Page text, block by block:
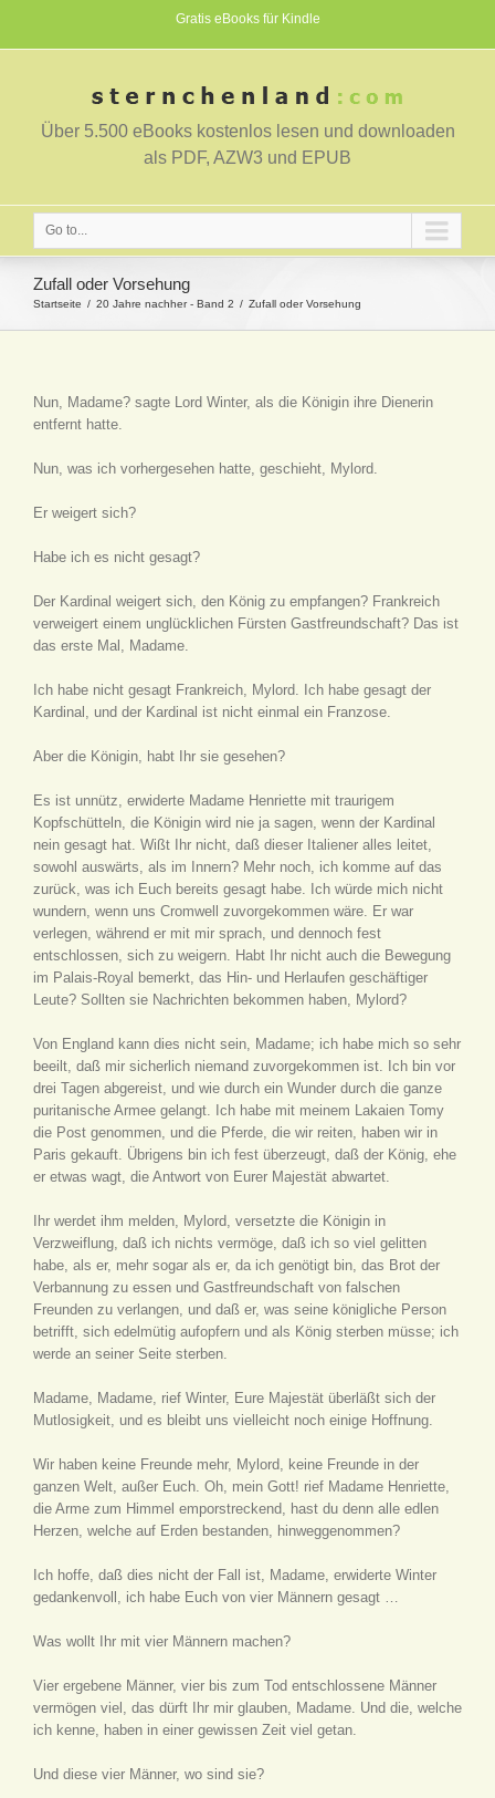
Gratis eBooks für Kindle
Über 5.500 eBooks kostenlos lesen und downloaden
als PDF, AZW3 und EPUB
Go to...
Zufall oder Vorsehung
Startseite 20 Jahre nachher - Band 2 Zufall oder Vorsehung
Nun, Madame? sagte Lord Winter, als die Königin ihre Dienerin
entfernt hatte.
Nun, was ich vorhergesehen hatte, geschieht, Mylord.
Er weigert sich?
Habe ich es nicht gesagt?
Der Kardinal weigert sich, den König zu empfangen? Frankreich
verweigert einem unglücklichen Fürsten Gastfreundschaft? Das ist
das erste Mal, Madame.
Ich habe nicht gesagt Frankreich, Mylord. Ich habe gesagt der
Kardinal, und der Kardinal ist nicht einmal ein Franzose.
Aber die Königin, habt Ihr sie gesehen?
Es ist unnütz, erwiderte Madame Henriette mit traurigem
Kopfschütteln, die Königin wird nie ja sagen, wenn der Kardinal
nein gesagt hat. Wißt Ihr nicht, daß dieser Italiener alles leitet,
sowohl auswärts, als im Innern? Mehr noch, ich komme auf das
zurück, was ich Euch bereits gesagt habe. Ich würde mich nicht
wundern, wenn uns Cromwell zuvorgekommen wäre. Er war
verlegen, während er mit mir sprach, und dennoch fest
entschlossen, sich zu weigern. Habt Ihr nicht auch die Bewegung
im Palais-Royal bemerkt, das Hin- und Herlaufen geschäftiger
Leute? Sollten sie Nachrichten bekommen haben, Mylord?
Von England kann dies nicht sein, Madame; ich habe mich so sehr
beeilt, daß mir sicherlich niemand zuvorgekommen ist. Ich bin vor
drei Tagen abgereist, und wie durch ein Wunder durch die ganze
puritanische Armee gelangt. Ich habe mit meinem Lakaien Tomy
die Post genommen, und die Pferde, die wir reiten, haben wir in
Paris gekauft. Übrigens bin ich fest überzeugt, daß der König, ehe
er etwas wagt, die Antwort von Eurer Majestät abwartet.
Ihr werdet ihm melden, Mylord, versetzte die Königin in
Verzweiflung, daß ich nichts vermöge, daß ich so viel gelitten
habe, als er, mehr sogar als er, da ich genötigt bin, das Brot der
Verbannung zu essen und Gastfreundschaft von falschen
Freunden zu verlangen, und daß er, was seine königliche Person
betrifft, sich edelmütig aufopfern und als König sterben müsse; ich
werde an seiner Seite sterben.
Madame, Madame, rief Winter, Eure Majestät überläßt sich der
Mutlosigkeit, und es bleibt uns vielleicht noch einige Hoffnung.
Wir haben keine Freunde mehr, Mylord, keine Freunde in der
ganzen Welt, außer Euch. Oh, mein Gott! rief Madame Henriette,
die Arme zum Himmel emporstreckend, hast du denn alle edlen
Herzen, welche auf Erden bestanden, hinweggenommen?
Ich hoffe, daß dies nicht der Fall ist, Madame, erwiderte Winter
gedankenvoll, ich habe Euch von vier Männern gesagt …
Was wollt Ihr mit vier Männern machen?
Vier ergebene Männer, vier bis zum Tod entschlossene Männer
vermögen viel, das dürft Ihr mir glauben, Madame. Und die, welche
ich kenne, haben in einer gewissen Zeit viel getan.
Und diese vier Männer, wo sind sie?